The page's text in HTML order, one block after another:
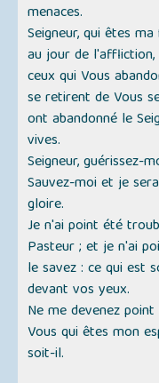
menaces.
Seigneur, qui êtes
au jour de
ceux qui Vous
se retirent de Vous
ont abandonné le
vives.
Seigneur, guérissez-
Sauvez-moi et je
gloire.
Je n'ai point été
Pasteur ; et je n'ai
le savez : ce qui est
devant vos yeux.
Ne me devenez
Vous qui êtes mon
soit-il.